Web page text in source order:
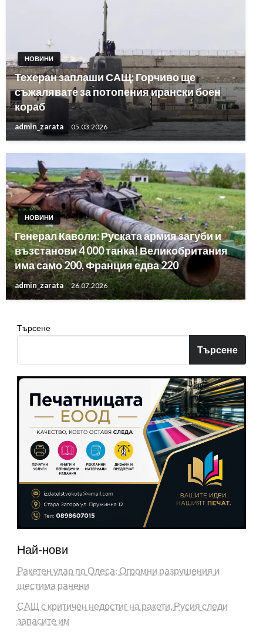
НОВИНИ
Техеран заплаши САЩ: Горчиво ще
съжалявате за потопения ирански боен
кораб
admin_zarata 05.03.2026
НОВИНИ
Генерал Каволи: Руската армия загуби и
възстанови 4 000 танка! Великобритания
има само 200, Франция едва 220
admin_zarata 26.07.2026
Търсене
Търсене
Най-нови
Ракетен удар по Одеса: Огромни разрушения и
шестима ранени
САЩ с критичен недостиг на ракети, Русия следи
запасите им